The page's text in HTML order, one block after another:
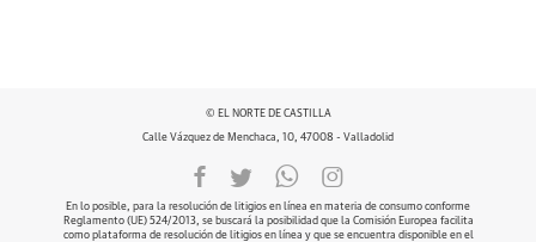
© EL NORTE DE CASTILLA
Calle Vázquez de Menchaca, 10, 47008 - Valladolid
En lo posible, para la resolución de litigios en línea en materia de consumo conforme
Reglamento (UE) 524/2013, se buscará la posibilidad que la Comisión Europea facilita
como plataforma de resolución de litigios en línea y que se encuentra disponible en el